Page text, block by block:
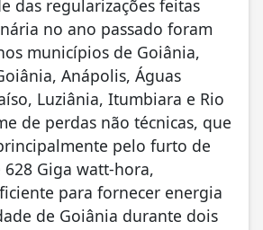
das regularizações feitas
no ano passado foram
municípios de Goiânia,
Anápolis, Águas
Luziânia, Itumbiara e Rio
de perdas não técnicas, que
pelo furto de
Giga watt-hora,
para fornecer energia
de Goiânia durante dois